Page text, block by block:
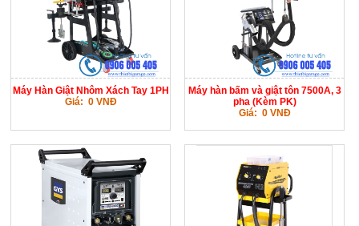
Máy Hàn Giật Nhôm Xách Tay 1PH
Giá: 0 VNĐ
Máy hàn bấm và giật tôn 7500A, 3
pha (Kèm PK)
Giá: 0 VNĐ